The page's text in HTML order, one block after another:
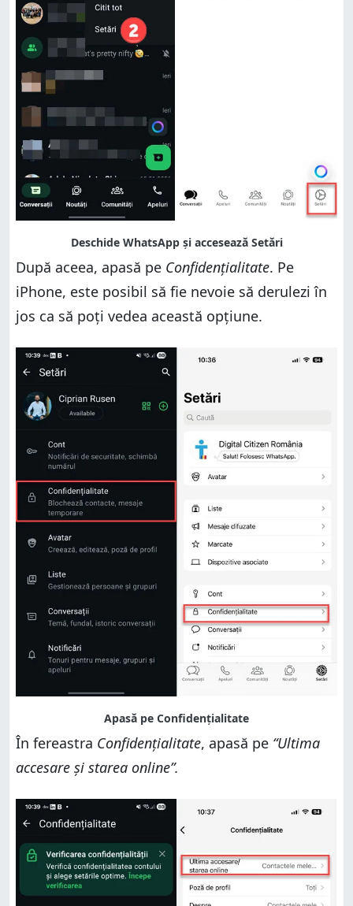
După aceea, apasă pe Confidențialitate. Pe
iPhone, este posibil să fie nevoie să derulezi în
jos ca să poți vedea această opțiune.
În fereastra Confidențialitate, apasă pe “Ultima
accesare și starea online”.